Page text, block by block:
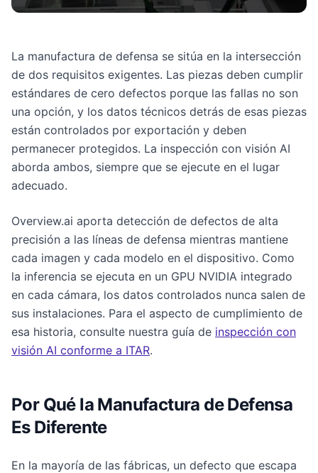
La manufactura de defensa se sitúa en la intersección
de dos requisitos exigentes. Las piezas deben cumplir
estándares de cero defectos porque las fallas no son
una opción, y los datos técnicos detrás de esas piezas
están controlados por exportación y deben
permanecer protegidos. La inspección con visión AI
aborda ambos, siempre que se ejecute en el lugar
adecuado.
Overview.ai aporta detección de defectos de alta
precisión a las líneas de defensa mientras mantiene
cada imagen y cada modelo en el dispositivo. Como
la inferencia se ejecuta en un GPU NVIDIA integrado
en cada cámara, los datos controlados nunca salen de
sus instalaciones. Para el aspecto de cumplimiento de
esa historia, consulte nuestra guía de inspección con
visión AI conforme a ITAR.
Por Qué la Manufactura de Defensa
Es Diferente
En la mayoría de las fábricas, un defecto que escapa